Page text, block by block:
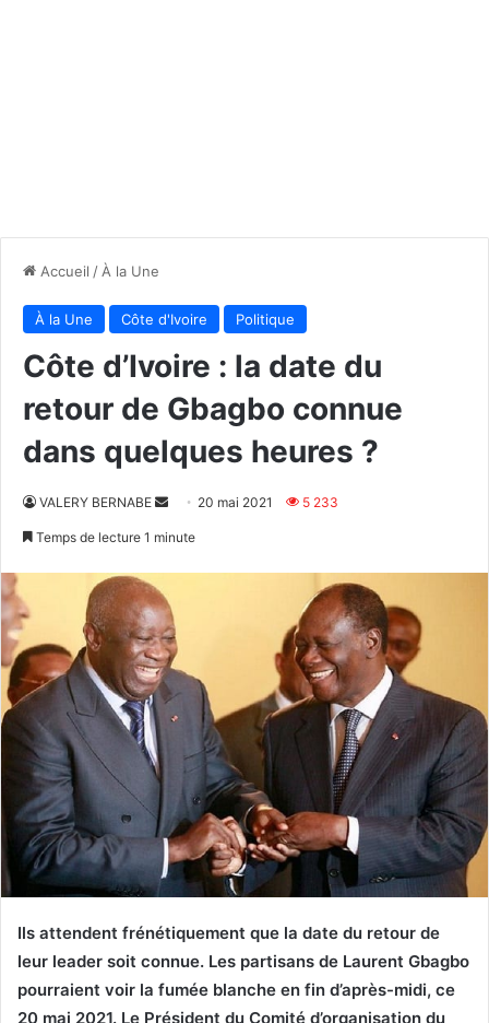
Accueil / À la Une
À la Une Côte d'Ivoire Politique
Côte d’Ivoire : la date du
retour de Gbagbo connue
dans quelques heures ?
VALERY BERNABE
Envoyer20 mai 2021 5 233
Temps de lecture 1 minute
Ils attendent frénétiquement que la date du retour de
leur leader soit connue. Les partisans de Laurent Gbagbo
pourraient voir la fumée blanche en fin d’après-midi, ce
20 mai 2021. Le Président du Comité d’organisation du